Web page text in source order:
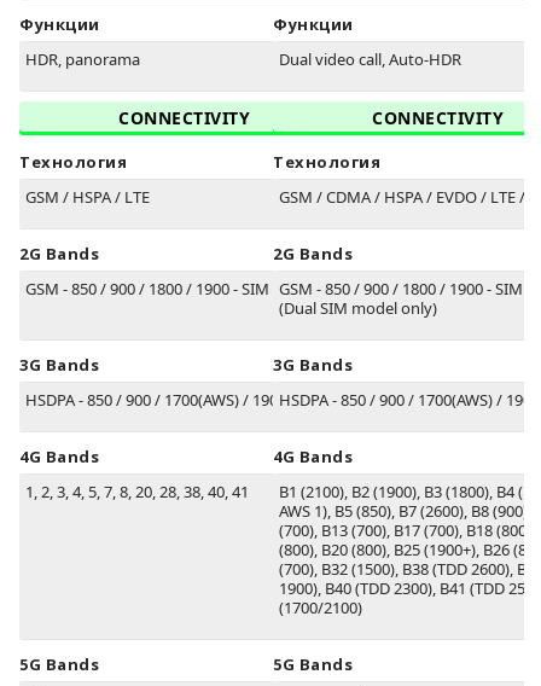
Функции
HDR, panorama
CONNECTIVITY
Технология
GSM / HSPA / LTE
2G Bands
GSM - 850 / 900 / 1800 / 1900 - SIM 1 & SIM 2
3G Bands
HSDPA - 850 / 900 / 1700(AWS) / 1900 / 2100
4G Bands
1, 2, 3, 4, 5, 7, 8, 20, 28, 38, 40, 41
5G Bands
Функции
Dual video call, Auto-HDR
CONNECTIVITY
Технология
GSM / CDMA / HSPA / EVDO / LTE /
2G Bands
GSM - 850 / 900 / 1800 / 1900 - SIM 1
(Dual SIM model only)
3G Bands
HSDPA - 850 / 900 / 1700(AWS) /
4G Bands
B1 (2100), B2(1900), B3(1800), B4
AWS 1), B5(850), B7(2600), B8(900)
(700), B13(700), B17(700), B18(800)
(800), B20(800), B25(1900+), B26
(700), B32(1500), B38(TDD 2600),
1900), B40(TDD 2300), B41 (TDD
(1700/2100)
5G Bands